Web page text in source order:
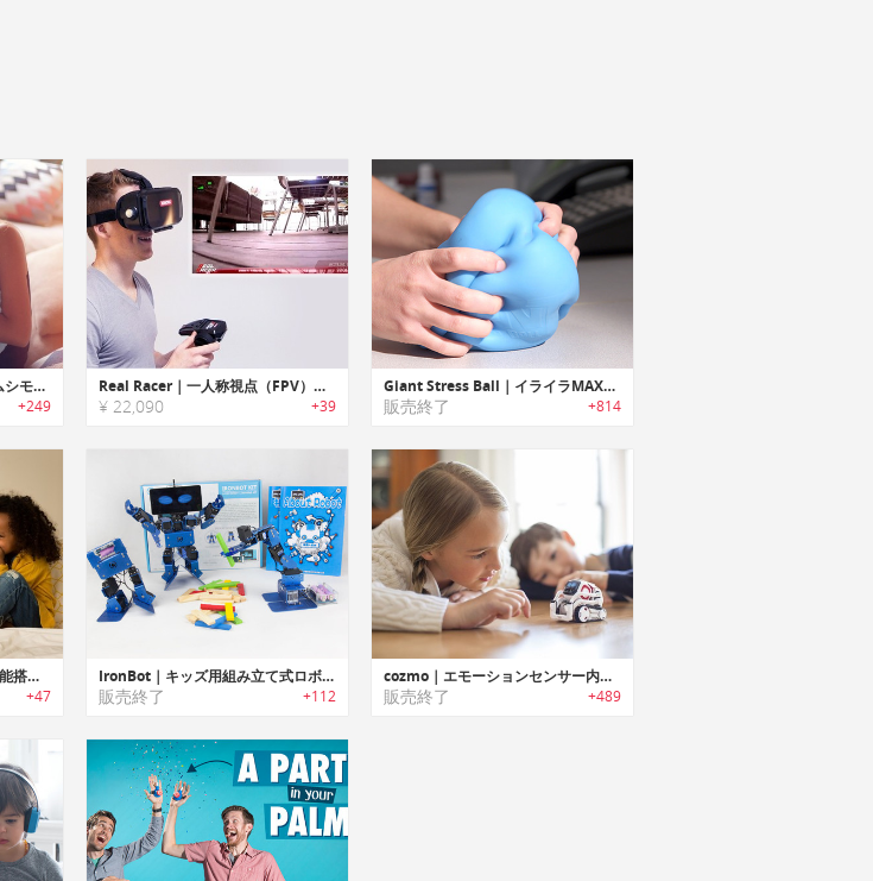
Stuffed Water Bear｜クマムシモチーフのぬいぐるみ
+249
Real Racer｜一人称視点（FPV）のドライビング経験ができるRCカー「リアルレーサー」
¥ 22,090 +39
Giant Stress Ball｜イライラMAXも解消できるジャイアントサイズストレスボール
販売終了 +814
Talkie｜ボイスメッセージ機能搭載ぬいぐるみ「トーキー」
+47
IronBot｜キッズ用組み立て式ロボット「アイロンボット」
販売終了 +112
cozmo｜エモーションセンサー内蔵ロボット「コズモ」
販売終了 +489